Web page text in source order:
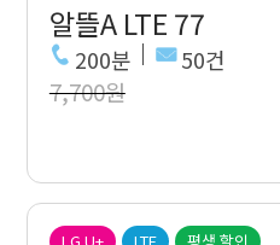
알뜰A LTE 77
200분 50건
7,700원